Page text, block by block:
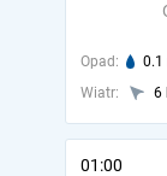
Opad: 0.1
Wiatr:
6
01:00